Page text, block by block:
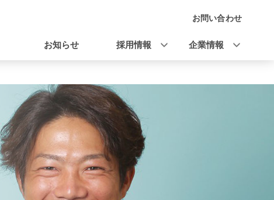
ゲ
ー
シ
ョ
ン
お問い合わせ
お知らせ 採用情報 企業情報